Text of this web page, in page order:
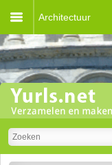
Architectuur